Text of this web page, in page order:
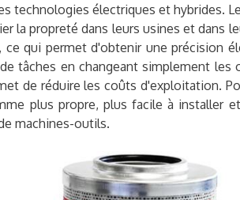
technologies électriques et hybrides.
la propreté dans leurs usines et dans
qui permet d'obtenir une précision
tâches en changeant simplement les
de réduire les coûts d'exploitation.
plus propre, plus facile à installer
machines-outils.